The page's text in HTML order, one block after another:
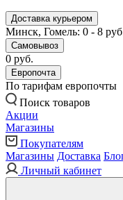
Доставка курьером
Минск, Гомель: 0 - 8
Самовывоз
0 руб.
Европочта
По тарифам европочты
Поиск товаров
Акции
Магазины
Покупателям
Магазины Доставка
Личный кабинет